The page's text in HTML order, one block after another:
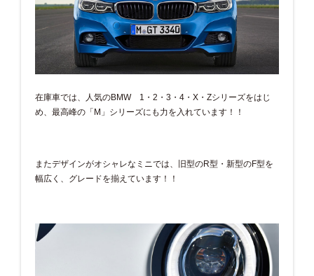
在庫車では、人気のBMW 1・2・3・4・X・Zシリーズをはじ
め、最高峰の「M」シリーズにも力を入れています！！
またデザインがオシャレなミニでは、旧型のR型・新型のF型を
幅広く、グレードを揃えています！！